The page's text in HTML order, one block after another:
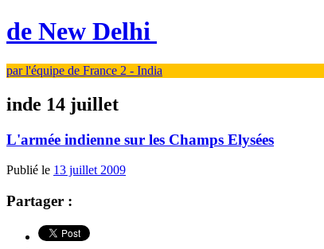
de New Delhi
par l'équipe de France 2 - India
inde 14 juillet
L'armée indienne sur les Champs Elysées
Publié le 13 juillet 2009
Partager :